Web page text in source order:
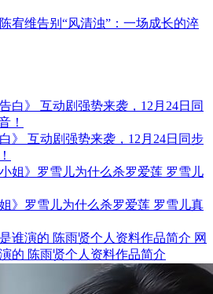
宥维告别“风清浊”：一场成长的淬
》 互动剧强势来袭，12月24日同步
》罗雪儿为什么杀罗爱莲 罗雪儿真
网
的 陈雨贤个人资料作品简介